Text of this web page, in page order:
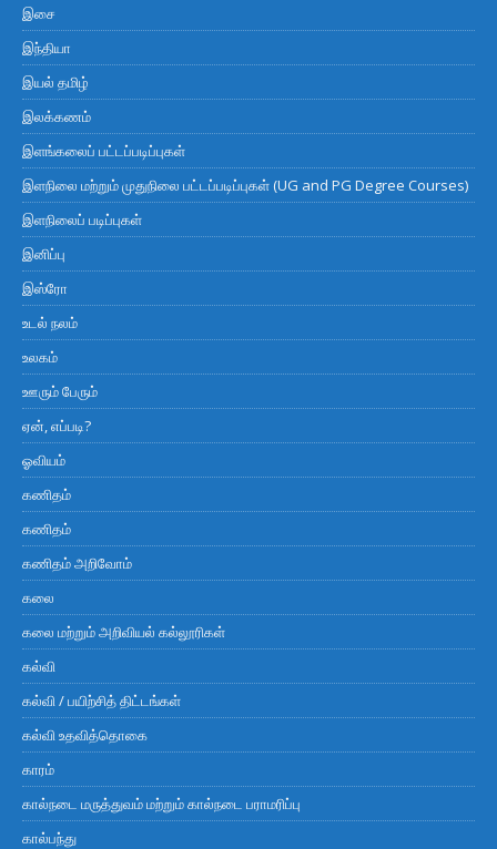
இசை
இந்தியா
இயல் தமிழ்
இலக்கணம்
இளங்கலைப் பட்டப்படிப்புகள்
இளநிலை மற்றும் முதுநிலை பட்டப்படிப்புகள் (UG and PG Degree Courses)
இளநிலைப் படிப்புகள்
இனிப்பு
இஸ்ரோ
உடல் நலம்
உலகம்
ஊரும் பேரும்
ஏன், எப்படி?
ஓவியம்
கணிதம்
கணிதம்
கணிதம் அறிவோம்
கலை
கலை மற்றும் அறிவியல் கல்லூரிகள்
கல்வி
கல்வி / பயிற்சித் திட்டங்கள்
கல்வி உதவித்தொகை
காரம்
கால்நடை மருத்துவம் மற்றும் கால்நடை பராமரிப்பு
கால்பந்து